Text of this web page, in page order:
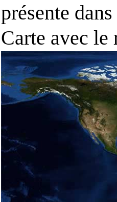
présente dans
Carte avec